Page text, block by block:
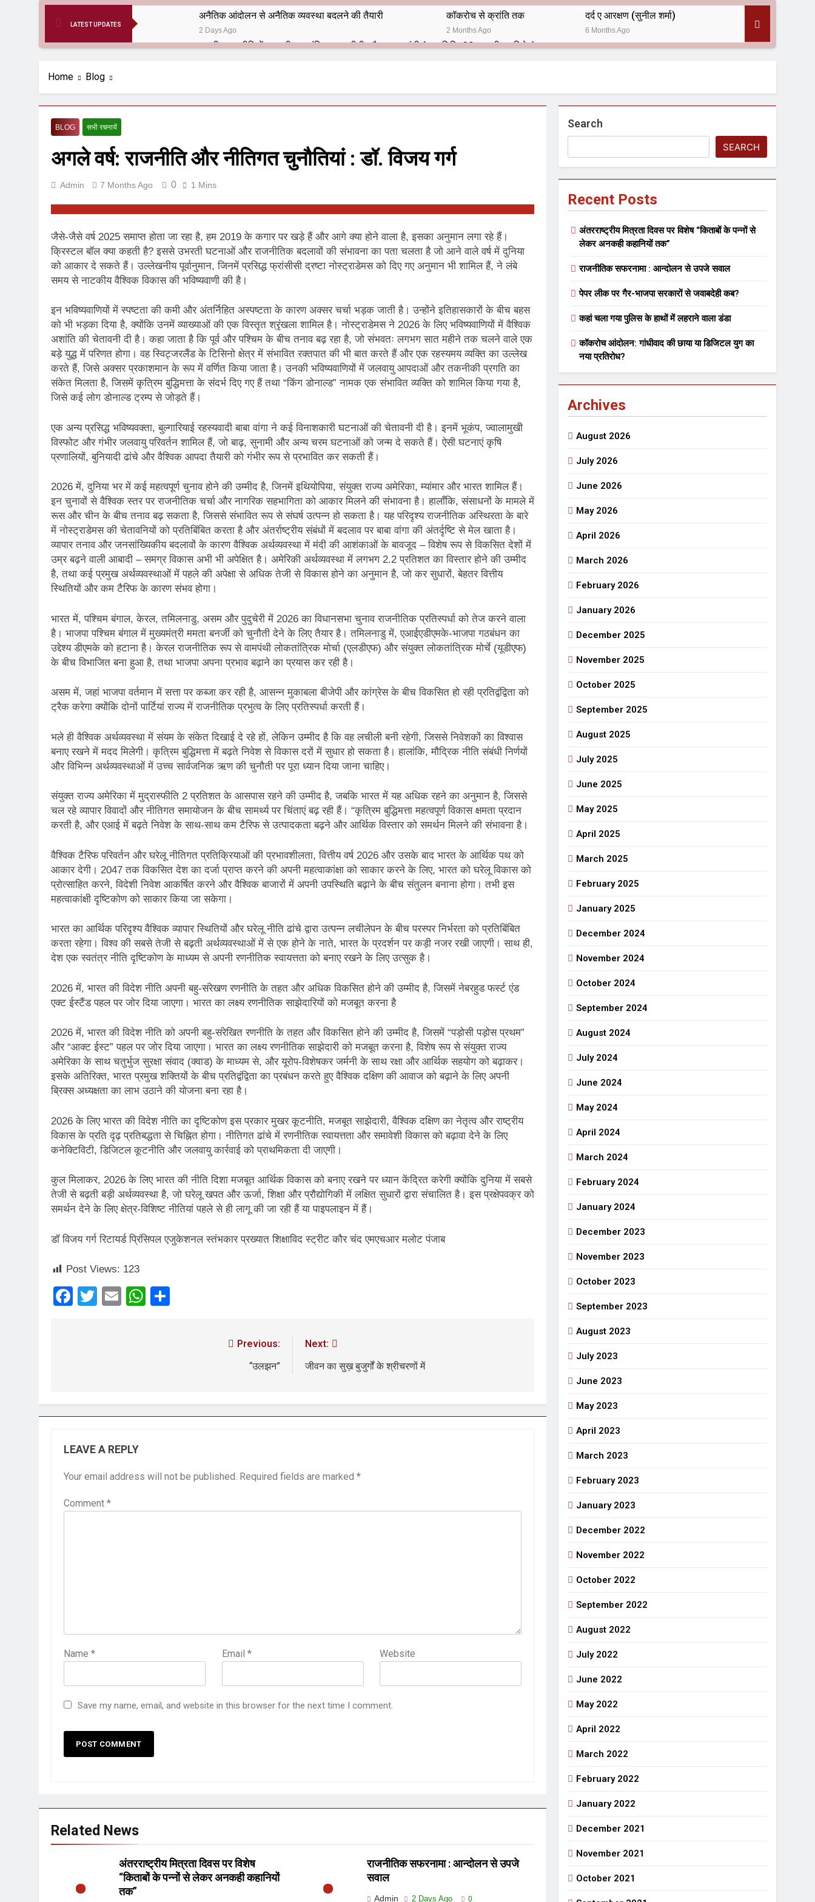
LATEST UPDATES
अनैतिक आंदोलन से अनैतिक व्यवस्था बदलने की तैयारी
2 Days Ago
कॉकरोच से क्रांति तक
2 Months Ago
दर्द ए आरक्षण (सुनील शर्मा)
6 Months Ago
भारतीय राजनीति में आज भी प्रासांगिक एव अद्वीतीय है महात्मा गांधी (पुण्य तिथि-30 जनवरी पर विशेष)
हरियाणा सरकार के बाबा बंदा सिंह बहादुर की स्मृति में स्मारक निर्माण की दिशा में बढ़ते कदम
1 Year Ago
पाकिस्तान और PoK में 9 आतंकी ठिकानों पर भारत ने की एयर स्ट्राइक (ऑपरेशन सिन्दूर)
1 Year Ago
1 Year Ago
अनुराधा प्रकाशन, नई दिल्ली द्वारा ‘पुस्तक लोकार्पण, काव्य गोष्ठी एवं सम्मान समारोह’ का भव्य आयोजन
2 Years Ago
कितना बदल गया इंसान’ (सम्पादकीय)
2 Years Ago 2 Years Ago
दिल्ली की फ़िरदौस ख़ान को मिला बेस्ट वालंटियर अवॉर्ड–लाल बिहारी लाल
2 Years Ago
समाज सेवा मे तत्पर दानवीर परिवार
2 Years Ago
“अंतर्राष्ट्रीय महिला दिवस “ की बहुत बहुत बधाई
2 Years Ago
भारत रत्न जननायक कर्पूरी ठाकुर
3 Years Ago
राम नाम लो प्रेम से – मनमोहन शर्मा ‘शरण’ (सम्पादकीय )
3 Years Ago
विश्व पुस्तक मेले (10-18 फरवरी) में अनुराधा प्रकाशन के स्टाल पर अपनी पुस्तक को प्रदर्शित/विमोचन हेतु संपर्क करें
3 Years Ago
२१वीं सदी में विश्व में हिंदी भाषा की स्वीकृति
3 Years Ago
मत बहाओ खून
3 Years Ago
नोसेना प्रमुख एडमिरल आर हरि कुमार ने किया अनुराधा प्रकाशन की पुस्तकों एवं ‘उत्कर्ष मेल’ का लोकार्पण
3 Years Ago 3 Years Ago
डॉ. अम्बेडकर भारत के भव्यभाल पर एक सुरम्य तिलकहैं
3 Years Ago
श्री हनुमानजी का जन्म महोत्सव का भव्य आयोजन
3 Years Ago
अंतरराष्ट्रीय मित्रता दिवस पर विशेष “किताबों के पन्नों से लेकर अनकही कहानियों तक”
1 Day Ago
राजनीतिक सफरनामा : आन्दोलन से उपजे सवाल
पेपर लीक पर गैर-भाजपा सरकारों से जवाबदेही कब? कहां चला गया पुलिस के हाथों में लहराने वाला डंडा
कॉकरोच आंदोलन: गांधीवाद की छाया या डिजिटल युग का नया प्रतिरोध?
2 Days Ago
संस्मरण : गर्मी की छुट्टियां और बचपन
2 Days Ago
Home Blog
BLOG सभी रचनायें
अगले वर्ष: राजनीति और नीतिगत चुनौतियां : डॉ. विजय गर्ग
Admin 7 Months Ago 0 1 Mins
जैसे-जैसे वर्ष 2025 समाप्त होता जा रहा है, हम 2019 के कगार पर खड़े हैं और आगे क्या होने वाला है, इसका अनुमान लगा रहे हैं।
क्रिस्टल बॉल क्या कहती है? इससे उभरती घटनाओं और राजनीतिक बदलावों की संभावना का पता चलता है जो आने वाले वर्ष में दुनिया
को आकार दे सकते हैं। उल्लेखनीय पूर्वानुमान, जिनमें प्रसिद्ध फ्रांसीसी द्रष्टा नोस्ट्राडेमस को दिए गए अनुमान भी शामिल हैं, ने लंबे
समय से नाटकीय वैश्विक विकास की भविष्यवाणी की है।
इन भविष्यवाणियों में स्पष्टता की कमी और अंतर्निहित अस्पष्टता के कारण अक्सर चर्चा भड़क जाती है। उन्होंने इतिहासकारों के बीच बहस
को भी भड़का दिया है, क्योंकि उनमें व्याख्याओं की एक विस्तृत श्रृंखला शामिल है। नोस्ट्राडेमस ने 2026 के लिए भविष्यवाणियों में वैश्विक
अशांति की चेतावनी दी है। कहा जाता है कि पूर्व और पश्चिम के बीच तनाव बढ़ रहा है, जो संभवतः लगभग सात महीने तक चलने वाले एक
बड़े युद्ध में परिणत होगा। वह स्विट्जरलैंड के टिसिनो क्षेत्र में संभावित रक्तपात की भी बात करते हैं और एक रहस्यमय व्यक्ति का उल्लेख
करते हैं, जिसे अक्सर प्रकाशमान के रूप में वर्णित किया जाता है। उनकी भविष्यवाणियों में जलवायु आपदाओं और तकनीकी प्रगति का
संकेत मिलता है, जिसमें कृत्रिम बुद्धिमत्ता के संदर्भ दिए गए हैं तथा “किंग डोनाल्ड” नामक एक संभावित व्यक्ति को शामिल किया गया है,
जिसे कई लोग डोनाल्ड ट्रम्प से जोड़ते हैं।
एक अन्य प्रसिद्ध भविष्यवक्ता, बुल्गारियाई रहस्यवादी बाबा वांगा ने कई विनाशकारी घटनाओं की चेतावनी दी है। इनमें भूकंप, ज्वालामुखी
विस्फोट और गंभीर जलवायु परिवर्तन शामिल हैं, जो बाढ़, सुनामी और अन्य चरम घटनाओं को जन्म दे सकते हैं। ऐसी घटनाएं कृषि
प्रणालियों, बुनियादी ढांचे और वैश्विक आपदा तैयारी को गंभीर रूप से प्रभावित कर सकती हैं।
2026 में, दुनिया भर में कई महत्वपूर्ण चुनाव होने की उम्मीद है, जिनमें इथियोपिया, संयुक्त राज्य अमेरिका, म्यांमार और भारत शामिल हैं।
इन चुनावों से वैश्विक स्तर पर राजनीतिक चर्चा और नागरिक सहभागिता को आकार मिलने की संभावना है। हालाँकि, संसाधनों के मामले में
रूस और चीन के बीच तनाव बढ़ सकता है, जिससे संभावित रूप से संघर्ष उत्पन्न हो सकता है। यह परिदृश्य राजनीतिक अस्थिरता के बारे
में नोस्ट्राडेमस की चेतावनियों को प्रतिबिंबित करता है और अंतर्राष्ट्रीय संबंधों में बदलाव पर बाबा वांगा की अंतर्दृष्टि से मेल खाता है।
व्यापार तनाव और जनसांख्यिकीय बदलावों के कारण वैश्विक अर्थव्यवस्था में मंदी की आशंकाओं के बावजूद – विशेष रूप से विकसित देशों में
उम्र बढ़ने वाली आबादी – समग्र विकास अभी भी अपेक्षित है। अमेरिकी अर्थव्यवस्था में लगभग 2.2 प्रतिशत का विस्तार होने की उम्मीद
है, तथा कई प्रमुख अर्थव्यवस्थाओं में पहले की अपेक्षा से अधिक तेजी से विकास होने का अनुमान है, जो कर सुधारों, बेहतर वित्तीय
स्थितियों और कम टैरिफ के कारण संभव होगा।
भारत में, पश्चिम बंगाल, केरल, तमिलनाडु, असम और पुदुचेरी में 2026 का विधानसभा चुनाव राजनीतिक प्रतिस्पर्धा को तेज करने वाला
है। भाजपा पश्चिम बंगाल में मुख्यमंत्री ममता बनर्जी को चुनौती देने के लिए तैयार है। तमिलनाडु में, एआईएडीएमके-भाजपा गठबंधन का
उद्देश्य डीएमके को हटाना है। केरल राजनीतिक रूप से वामपंथी लोकतांत्रिक मोर्चा (एलडीएफ) और संयुक्त लोकतांत्रिक मोर्चे (यूडीएफ)
के बीच विभाजित बना हुआ है, तथा भाजपा अपना प्रभाव बढ़ाने का प्रयास कर रही है।
असम में, जहां भाजपा वर्तमान में सत्ता पर कब्जा कर रही है, आसन्न मुकाबला बीजेपी और कांग्रेस के बीच विकसित हो रही प्रतिद्वंद्विता को
ट्रैक करेगा क्योंकि दोनों पार्टियां राज्य में राजनीतिक प्रभुत्व के लिए प्रतिस्पर्धा करती हैं।
भले ही वैश्विक अर्थव्यवस्था में संयम के संकेत दिखाई दे रहे हों, लेकिन उम्मीद है कि वह लचीली बनी रहेगी, जिससे निवेशकों का विश्वास
बनाए रखने में मदद मिलेगी। कृत्रिम बुद्धिमत्ता में बढ़ते निवेश से विकास दरों में सुधार हो सकता है। हालांकि, मौद्रिक नीति संबंधी निर्णयों
और विभिन्न अर्थव्यवस्थाओं में उच्च सार्वजनिक ऋण की चुनौती पर पूरा ध्यान दिया जाना चाहिए।
संयुक्त राज्य अमेरिका में मुद्रास्फीति 2 प्रतिशत के आसपास रहने की उम्मीद है, जबकि भारत में यह अधिक रहने का अनुमान है, जिससे
चल रहे व्यापार विवादों और नीतिगत समायोजन के बीच सामर्थ्य पर चिंताएं बढ़ रही हैं। “कृत्रिम बुद्धिमत्ता महत्वपूर्ण विकास क्षमता प्रदान
करती है, और एआई में बढ़ते निवेश के साथ-साथ कम टैरिफ से उत्पादकता बढ़ने और आर्थिक विस्तार को समर्थन मिलने की संभावना है।
वैश्विक टैरिफ परिवर्तन और घरेलू नीतिगत प्रतिक्रियाओं की प्रभावशीलता, वित्तीय वर्ष 2026 और उसके बाद भारत के आर्थिक पथ को
आकार देगी। 2047 तक विकसित देश का दर्जा प्राप्त करने की अपनी महत्वाकांक्षा को साकार करने के लिए, भारत को घरेलू विकास को
प्रोत्साहित करने, विदेशी निवेश आकर्षित करने और वैश्विक बाजारों में अपनी उपस्थिति बढ़ाने के बीच संतुलन बनाना होगा। तभी इस
महत्वाकांक्षी दृष्टिकोण को साकार किया जा सकेगा।
भारत का आर्थिक परिदृश्य वैश्विक व्यापार स्थितियों और घरेलू नीति ढांचे द्वारा उत्पन्न लचीलेपन के बीच परस्पर निर्भरता को प्रतिबिंबित
करता रहेगा। विश्व की सबसे तेजी से बढ़ती अर्थव्यवस्थाओं में से एक होने के नाते, भारत के प्रदर्शन पर कड़ी नजर रखी जाएगी। साथ ही,
देश एक स्वतंत्र नीति दृष्टिकोण के माध्यम से अपनी रणनीतिक स्वायत्तता को बनाए रखने के लिए उत्सुक है।
2026 में, भारत की विदेश नीति अपनी बहु-संरेखण रणनीति के तहत और अधिक विकसित होने की उम्मीद है, जिसमें नेबरहुड फर्स्ट एंड
एक्ट ईस्टैंड पहल पर जोर दिया जाएगा। भारत का लक्ष्य रणनीतिक साझेदारियों को मजबूत करना है
2026 में, भारत की विदेश नीति को अपनी बहु-संरेखित रणनीति के तहत और विकसित होने की उम्मीद है, जिसमें “पड़ोसी पड़ोस प्रथम”
और “आक्ट ईस्ट” पहल पर जोर दिया जाएगा। भारत का लक्ष्य रणनीतिक साझेदारी को मजबूत करना है, विशेष रूप से संयुक्त राज्य
अमेरिका के साथ चतुर्भुज सुरक्षा संवाद (क्वाड) के माध्यम से, और यूरोप-विशेषकर जर्मनी के साथ रक्षा और आर्थिक सहयोग को बढ़ाकर।
इसके अतिरिक्त, भारत प्रमुख शक्तियों के बीच प्रतिद्वंद्विता का प्रबंधन करते हुए वैश्विक दक्षिण की आवाज को बढ़ाने के लिए अपनी
ब्रिक्स अध्यक्षता का लाभ उठाने की योजना बना रहा है।
2026 के लिए भारत की विदेश नीति का दृष्टिकोण इस प्रकार मुखर कूटनीति, मजबूत साझेदारी, वैश्विक दक्षिण का नेतृत्व और राष्ट्रीय
विकास के प्रति दृढ़ प्रतिबद्धता से चिह्नित होगा। नीतिगत ढांचे में रणनीतिक स्वायत्तता और समावेशी विकास को बढ़ावा देने के लिए
कनेक्टिविटी, डिजिटल कूटनीति और जलवायु कार्रवाई को प्राथमिकता दी जाएगी।
कुल मिलाकर, 2026 के लिए भारत की नीति दिशा मजबूत आर्थिक विकास को बनाए रखने पर ध्यान केंद्रित करेगी क्योंकि दुनिया में सबसे
तेजी से बढ़ती बड़ी अर्थव्यवस्था है, जो घरेलू खपत और ऊर्जा, शिक्षा और प्रौद्योगिकी में लक्षित सुधारों द्वारा संचालित है। इस प्रक्षेपवक्र को
समर्थन देने के लिए क्षेत्र-विशिष्ट नीतियां पहले से ही लागू की जा रही हैं या पाइपलाइन में हैं।
डॉ विजय गर्ग रिटायर्ड प्रिंसिपल एजुकेशनल स्तंभकार प्रख्यात शिक्षाविद स्ट्रीट कौर चंद एमएचआर मलोट पंजाब
Post Views: 123
Facebook
TwitterEmailWhatsApp
Previous:
“उलझन”
Next:
जीवन का सुख़ बुजुर्गों के श्रीचरणों में
LEAVE A REPLY
Your email address will not be published. Required fields are marked *
Comment *
Name * Email * Website
Save my name, email, and website in this browser for the next time I comment.
Related News
अंतरराष्ट्रीय मित्रता दिवस पर विशेष
“किताबों के पन्नों से लेकर अनकही कहानियों
तक”
राजनीतिक सफरनामा : आन्दोलन से उपजे
सवाल
Admin 2 Days Ago 0
Search
SEARCH
Recent Posts
अंतरराष्ट्रीय मित्रता दिवस पर विशेष “किताबों के पन्नों से
लेकर अनकही कहानियों तक”
राजनीतिक सफरनामा : आन्दोलन से उपजे सवाल
पेपर लीक पर गैर-भाजपा सरकारों से जवाबदेही कब?
कहां चला गया पुलिस के हाथों में लहराने वाला डंडा
कॉकरोच आंदोलन: गांधीवाद की छाया या डिजिटल युग का
नया प्रतिरोध?
Archives
August 2026
July 2026
June 2026
May 2026
April 2026
March 2026
February 2026
January 2026
December 2025
November 2025
October 2025
September 2025
August 2025
July 2025
June 2025
May 2025
April 2025
March 2025
February 2025
January 2025
December 2024
November 2024
October 2024
September 2024
August 2024
July 2024
June 2024
May 2024
April 2024
March 2024
February 2024
January 2024
December 2023
November 2023
October 2023
September 2023
August 2023
July 2023
June 2023
May 2023
April 2023
March 2023
February 2023
January 2023
December 2022
November 2022
October 2022
September 2022
August 2022
July 2022
June 2022
May 2022
April 2022
March 2022
February 2022
January 2022
December 2021
November 2021
October 2021